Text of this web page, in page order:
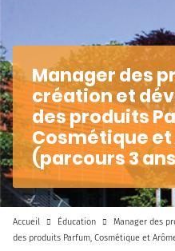
Manager des
création et
des produits
Cosmétique
(parcours 3
Accueil Éducation
Manager des
des produits Parfum, Cosmétique et